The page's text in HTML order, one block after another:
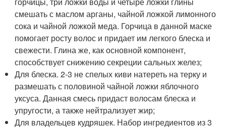
смешать с маслом арганы, чайной ложкой лимонного
сока и чайной ложкой меда. Горчица в данной маске
помогает росту волос и придает им легкого блеска и
свежести. Глина же, как основной компонент,
способствует снижению секреции сальных желез;
Для блеска. 2-3 не спелых киви натереть на терку и
размешать с половиной чайной ложки яблочного
уксуса. Данная смесь придаст волосам блеска и
упругости, а также нейтрализует жир;
Для владельцев кудряшек. Набор ингредиентов из 3